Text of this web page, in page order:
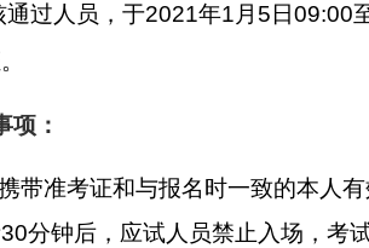
通过人员，于2021年1月5日09:00
项：
带准考证和与报名时一致的本人
分钟后，应试人员禁止入场，考